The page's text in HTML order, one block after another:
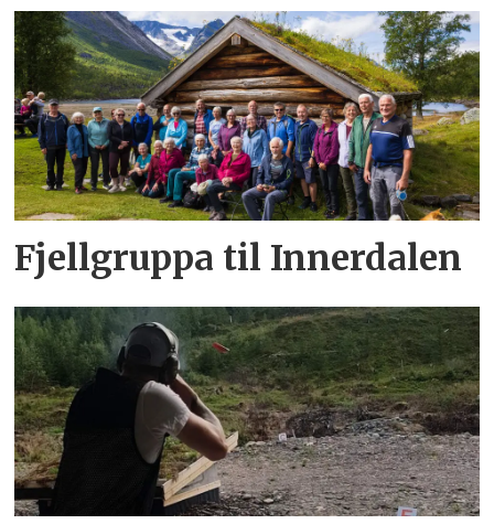
Fjellgruppa til Innerdalen